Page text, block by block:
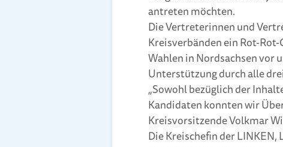
antreten möchten.
Die Vertreterinnen und
Kreisverbänden ein Rot-
Wahlen in Nordsachsen vor
Unterstützung durch alle
„Sowohl bezüglich der
Kandidaten konnten wir
Kreisvorsitzende Volkmar
Die Kreischefin der